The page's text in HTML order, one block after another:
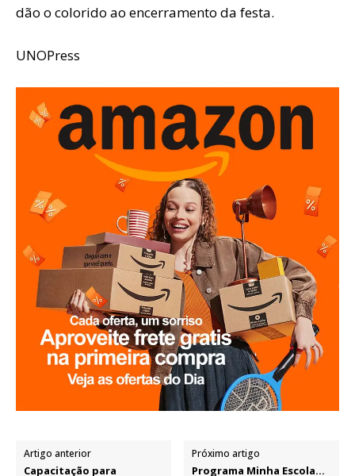
dão o colorido ao encerramento da festa.
UNOPress
Artigo anterior
Capacitação para
Próximo artigo
Programa Minha Escola…